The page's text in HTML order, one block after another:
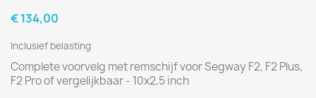
€ 134,00
Inclusief belasting
Complete voorvelg met remschijf voor Segway F2, F2 Plus,
F2 Pro of vergelijkbaar - 10x2,5 inch